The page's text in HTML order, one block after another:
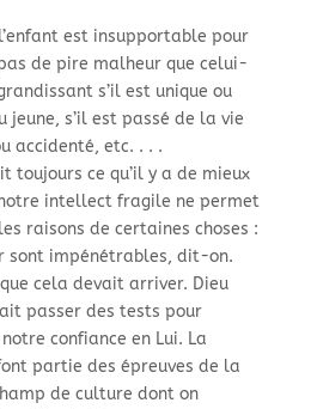
est insupportable pour
de pire malheur que celui-
s’il est unique ou
jeune, s’il est passé de la vie
accidenté, etc. . . .
toujours ce qu’il y a de mieux
intellect fragile ne permet
raisons de certaines choses :
sont impénétrables, dit-on.
cela devait arriver. Dieu
passer des tests pour
confiance en Lui. La
partie des épreuves de la
de culture dont on